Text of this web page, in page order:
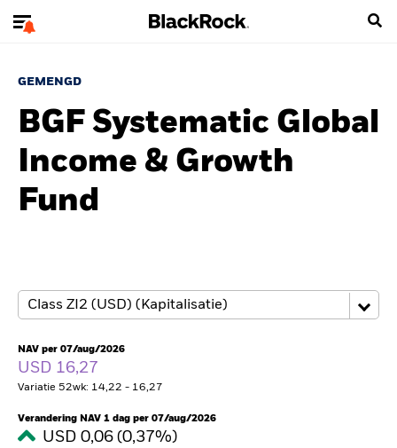
GEMENGD
BGF Systematic Global
Income & Growth
Fund
NAV per 07/aug/2026
USD 16,27
Variatie 52wk: 14,22 - 16,27
Verandering NAV 1 dag per 07/aug/2026
USD 0,06 (0,37%)